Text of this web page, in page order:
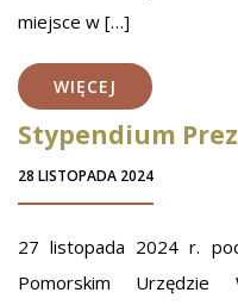
miejsce w […]
WIĘCEJ
Stypendium
28 LISTOPADA 2024
27 listopada 2024 r.
Pomorskim Urzędzie